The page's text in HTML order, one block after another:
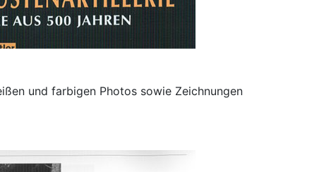
und farbigen Photos sowie Zeichnungen